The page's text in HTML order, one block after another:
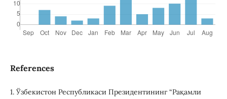
References
1. Ўзбекистон Республикаси Президентининг “Рақамли